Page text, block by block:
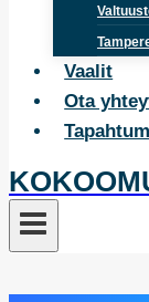
Vaalit
Ota